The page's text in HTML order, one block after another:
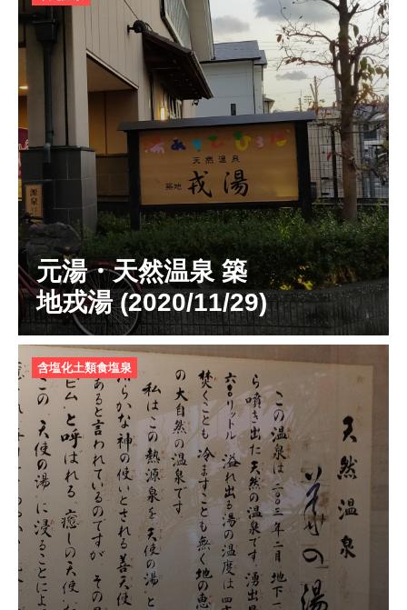
元湯・天然温泉 築
地戎湯 (2020/11/29)
含塩化土類食塩泉